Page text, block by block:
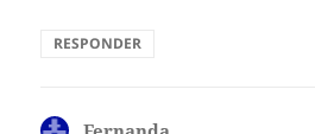
RESPONDER